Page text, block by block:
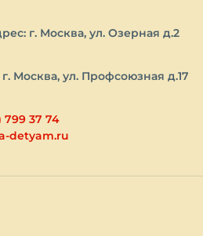
г. Москва, ул. Озерная д.2
Москва, ул. Профсоюзная д.17
799 37 74
detyam.ru